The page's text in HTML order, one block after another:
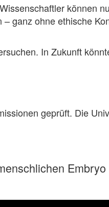
können
ganz ohne ethische
In Zukunft
geprüft. Die